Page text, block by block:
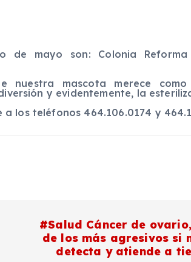
de mayo son: Colonia
nuestra mascota merece
y evidentemente, la
los teléfonos 464.106.0174 y
#Salud Cáncer de
de los más agresivos si
detecta y atiende a